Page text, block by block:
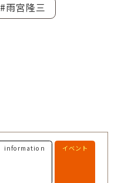
#雨宮隆三
information イベント